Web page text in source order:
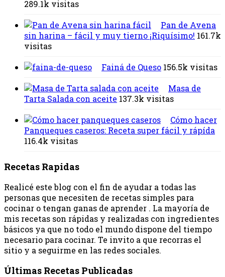
289.1k visitas
Pan de Avena
sin harina – fácil y muy tierno ¡Riquísimo! 161.7k
visitas
Fainá de Queso 156.5k visitas
Masa de
Tarta Salada con aceite 137.3k visitas
Cómo hacer
Panqueques caseros: Receta super fácil y rápída
116.4k visitas
Recetas Rapidas
Realicé este blog con el fin de ayudar a todas las
personas que necesiten de recetas simples para
cocinar o tengan ganas de aprender . La mayoría de
mis recetas son rápidas y realizadas con ingredientes
básicos ya que no todo el mundo dispone del tiempo
necesario para cocinar. Te invito a que recorras el
sitio y a seguirme en las redes sociales.
Últimas Recetas Publicadas